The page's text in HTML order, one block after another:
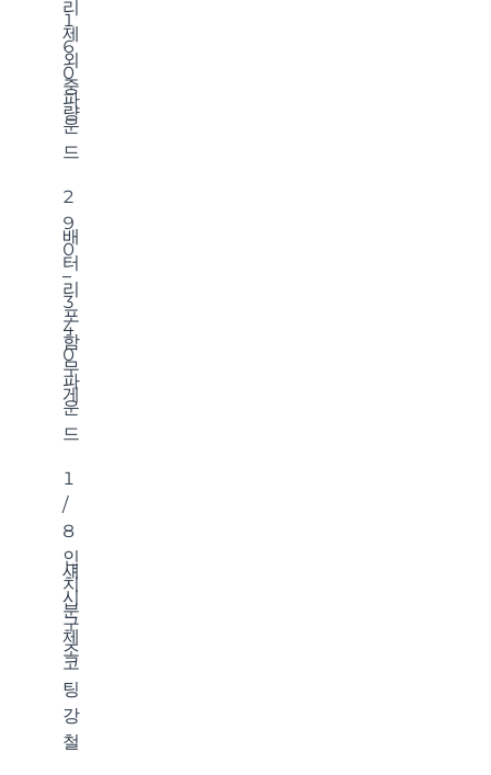
리
제
외
중
량
1
6
0
파
운
드
배
터
리
포
함
무
게
2
9
0
–
3
4
0
파
운
드
섀
시
구
조
1
/
8
인
치
분
체
코
팅
강
철